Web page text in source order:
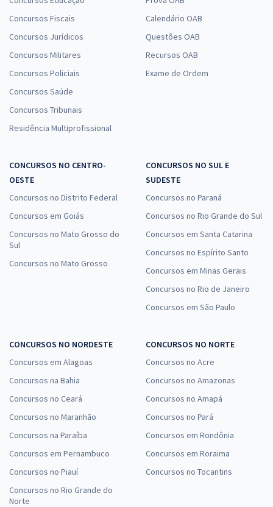
Concursos Fiscais
Concursos Jurídicos
Concursos Militares
Concursos Policiais
Concursos Saúde
Concursos Tribunais
Residência Multiprofissional
Calendário OAB
Questões OAB
Recursos OAB
Exame de Ordem
CONCURSOS NO CENTRO-
OESTE
Concursos no Distrito Federal
Concursos em Goiás
Concursos no Mato Grosso do
Sul
Concursos no Mato Grosso
CONCURSOS NO SUL E
SUDESTE
Concursos no Paraná
Concursos no Rio Grande do Sul
Concursos em Santa Catarina
Concursos no Espírito Santo
Concursos em Minas Gerais
Concursos no Rio de Janeiro
Concursos em São Paulo
CONCURSOS NO NORDESTE
Concursos em Alagoas
Concursos na Bahia
Concursos no Ceará
Concursos no Maranhão
Concursos na Paraíba
Concursos em Pernambuco
Concursos no Piauí
Concursos no Rio Grande do
Norte
CONCURSOS NO NORTE
Concursos no Acre
Concursos no Amazonas
Concursos no Amapá
Concursos no Pará
Concursos em Rondônia
Concursos em Roraima
Concursos no Tocantins